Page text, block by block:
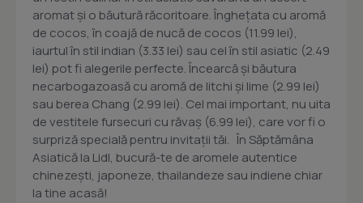
aromat și o băutură răcoritoare. Înghețata cu aromă
de cocos, în coajă de nucă de cocos (11.99 lei),
iaurtul în stil indian (3.33 lei) sau cel în stil asiatic (2.49
lei) pot fi alegerile perfecte. Încearcă și băutura
necarbogazoasă cu aromă de litchi și lime (2.99 lei)
sau berea Chang (2.99 lei). Cel mai important, nu uita
de vestitele fursecuri cu răvaș (6.99 lei), care vor fi o
surpriză specială pentru invitații tăi. În Săptămâna
Asiatică la Lidl, bucură-te de aromele autentice
chinezești, japoneze, thailandeze sau indiene chiar
la tine acasă!